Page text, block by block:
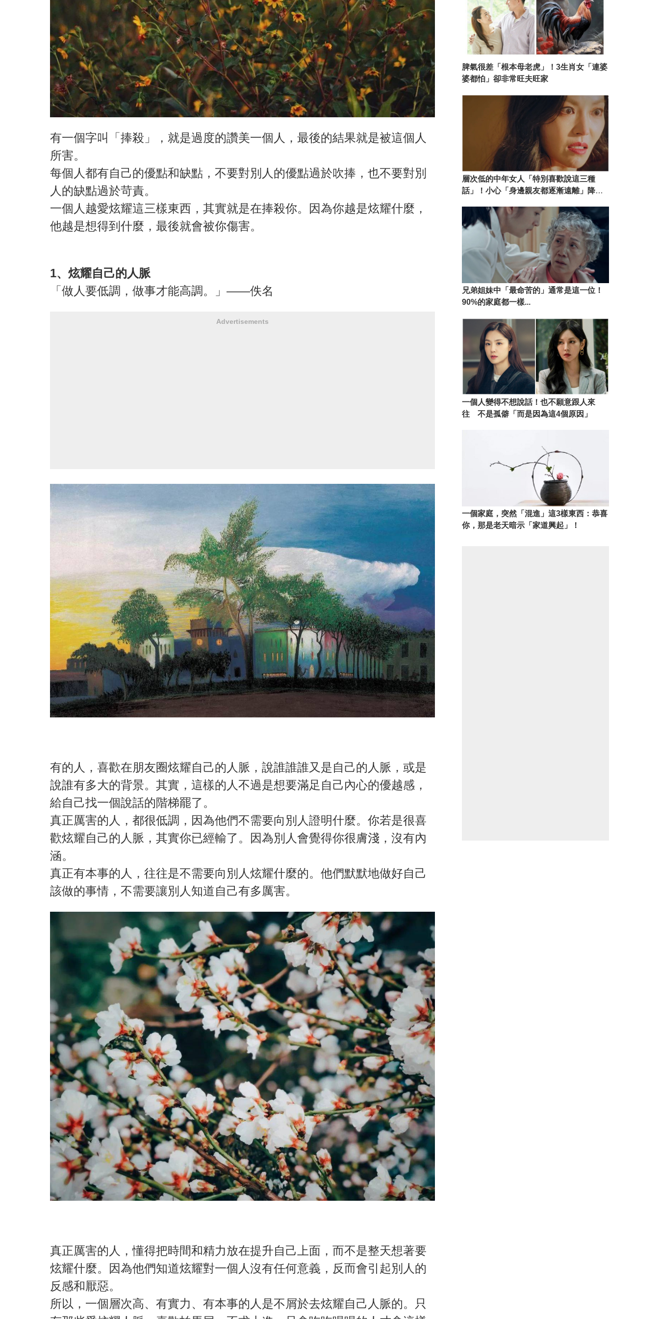
有一個字叫「捧殺」，就是過度的讚美一個人，最後的結果就是被這個人
所害。
每個人都有自己的優點和缺點，不要對別人的優點過於吹捧，也不要對別
人的缺點過於苛責。
一個人越愛炫耀這三樣東西，其實就是在捧殺你。因為你越是炫耀什麼，
他越是想得到什麼，最後就會被你傷害。
1、炫耀自己的人脈
「做人要低調，做事才能高調。」——佚名
Advertisements
有的人，喜歡在朋友圈炫耀自己的人脈，說誰誰誰又是自己的人脈，或是
說誰有多大的背景。其實，這樣的人不過是想要滿足自己內心的優越感，
給自己找一個說話的階梯罷了。
真正厲害的人，都很低調，因為他們不需要向別人證明什麼。你若是很喜
歡炫耀自己的人脈，其實你已經輸了。因為別人會覺得你很膚淺，沒有內
涵。
真正有本事的人，往往是不需要向別人炫耀什麼的。他們默默地做好自己
該做的事情，不需要讓別人知道自己有多厲害。
真正厲害的人，懂得把時間和精力放在提升自己上面，而不是整天想著要
炫耀什麼。因為他們知道炫耀對一個人沒有任何意義，反而會引起別人的
反感和厭惡。
所以，一個層次高、有實力、有本事的人是不屑於去炫耀自己人脈的。只
脾氣很差「根本母老虎」！3生肖女「連婆
婆都怕」卻非常旺夫旺家
層次低的中年女人「特別喜歡說這三種
話」！小心「身邊親友都逐漸遠離」降低
兄弟姐妹中「最命苦的」通常是這一位！
90%的家庭都一樣...
一個人變得不想說話！也不願意跟人來
往 不是孤僻「而是因為這4個原因」
一個家庭，突然「混進」這3樣東西：恭喜
你，那是老天暗示「家道興起」！